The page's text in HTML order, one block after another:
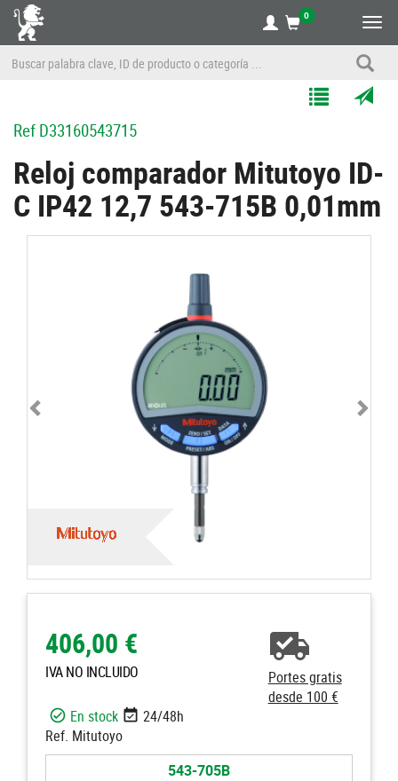
0
correo
a
un
Listas
RefD33160543715
Reloj comparador Mitutoyo ID-
C IP42 12,7 543-715B 0,01mm
406,00 €
IVA NO INCLUIDO
Portes gratis
desde 100 €
En stock
24/48h
Ref. Mitutoyo
543-705B